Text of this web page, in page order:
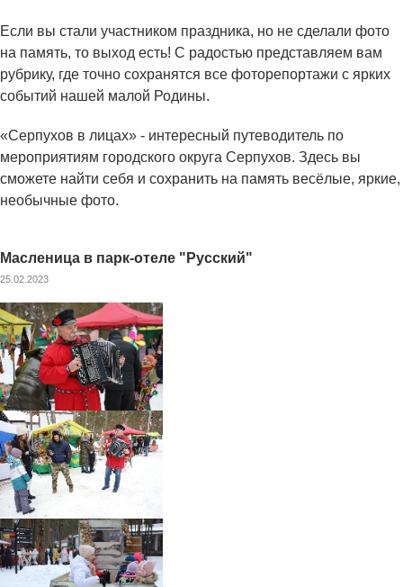
Если вы стали участником праздника, но не сделали фото
на память, то выход есть! С радостью представляем вам
рубрику, где точно сохранятся все фоторепортажи с ярких
событий нашей малой Родины.
«Серпухов в лицах» - интересный путеводитель по
мероприятиям городского округа Серпухов. Здесь вы
сможете найти себя и сохранить на память весёлые, яркие,
необычные фото.
Масленица в парк-отеле "Русский"
25.02.2023